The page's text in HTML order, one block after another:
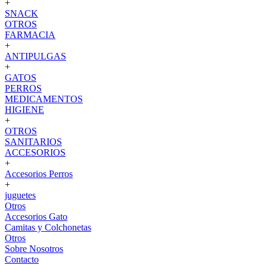
+
SNACK
OTROS
FARMACIA
+
ANTIPULGAS
+
GATOS
PERROS
MEDICAMENTOS
HIGIENE
+
OTROS
SANITARIOS
ACCESORIOS
+
Accesorios Perros
+
juguetes
Otros
Accesorios Gato
Camitas y Colchonetas
Otros
Sobre Nosotros
Contacto